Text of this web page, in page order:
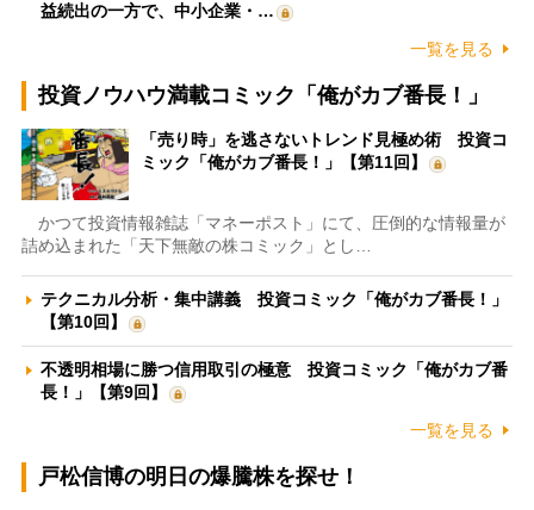
益続出の一方で、中小企業・…
一覧を見る
投資ノウハウ満載コミック「俺がカブ番長！」
「売り時」を逃さないトレンド見極め術 投資コ
ミック「俺がカブ番長！」【第11回】
かつて投資情報雑誌「マネーポスト」にて、圧倒的な情報量が
詰め込まれた「天下無敵の株コミック」とし…
テクニカル分析・集中講義 投資コミック「俺がカブ番長！」
【第10回】
不透明相場に勝つ信用取引の極意 投資コミック「俺がカブ番
長！」【第9回】
一覧を見る
戸松信博の明日の爆騰株を探せ！